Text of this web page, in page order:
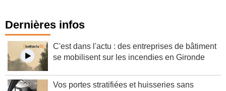
Dernières infos
C'est dans l'actu : des entreprises de bâtiment
se mobilisent sur les incendies en Gironde
Vos portes stratifiées et huisseries sans